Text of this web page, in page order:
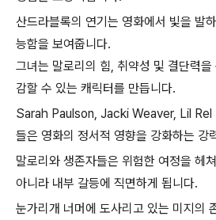
산드라블록의 연기는 영화에서 빛을 발
능함을 보여줍니다.
그녀는 말로리의 힘, 취약성 및 결단력
감할 수 있는 캐릭터를 만듭니다.
Sarah Paulson, Jacki Weaver, Lil Rel
들은 영화의 정서적 영향을 강화하는 강
말로리와 생존자들은 위험한 여정을 헤
아니라 내부 갈등에 직면하게 됩니다.
눈가리개 너머에 도사리고 있는 미지의